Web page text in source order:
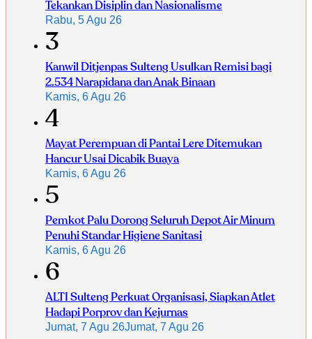
Tekankan Disiplin dan Nasionalisme
Rabu, 5 Agu 26
3
Kanwil Ditjenpas Sulteng Usulkan Remisi bagi
2.534 Narapidana dan Anak Binaan
Kamis, 6 Agu 26
4
Mayat Perempuan di Pantai Lere Ditemukan
Hancur Usai Dicabik Buaya
Kamis, 6 Agu 26
5
Pemkot Palu Dorong Seluruh Depot Air Minum
Penuhi Standar Higiene Sanitasi
Kamis, 6 Agu 26
6
ALTI Sulteng Perkuat Organisasi, Siapkan Atlet
Hadapi Porprov dan Kejurnas
Jumat, 7 Agu 26Jumat, 7 Agu 26